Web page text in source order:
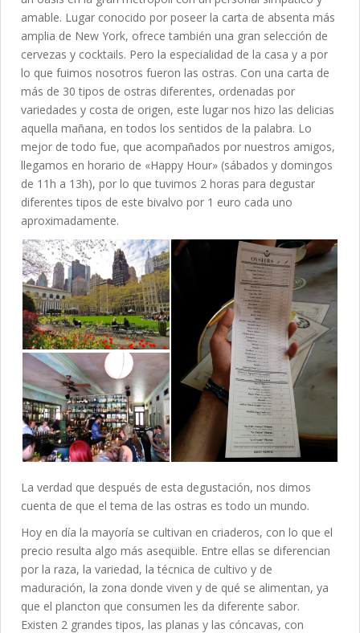
amable. Lugar conocido por poseer la carta de absenta más
amplia de New York, ofrece también una gran selección de
cervezas y cocktails. Pero la especialidad de la casa y a por
lo que fuimos nosotros fueron las ostras. Con una carta de
más de 30 tipos de ostras diferentes, ordenadas por
variedades y costa de origen, este lugar nos hizo las delicias
aquella mañana, en todos los sentidos de la palabra. Lo
mejor de todo fue, que acompañados por nuestros amigos,
llegamos en horario de «Happy Hour» (sábados y domingos
de 11h a 13h), por lo que tuvimos 2 horas para degustar
diferentes tipos de este bivalvo por 1 euro cada uno
aproximadamente.
La verdad que después de esta degustación, nos dimos
cuenta de que el tema de las ostras es todo un mundo.
Hoy en día la mayoría se cultivan en criaderos, con lo que el
precio resulta algo más asequible. Entre ellas se diferencian
por la raza, la variedad, la técnica de cultivo y de
maduración, la zona donde viven y de qué se alimentan, ya
que el plancton que consumen les da diferente sabor.
Existen 2 grandes tipos, las planas y las cóncavas, con